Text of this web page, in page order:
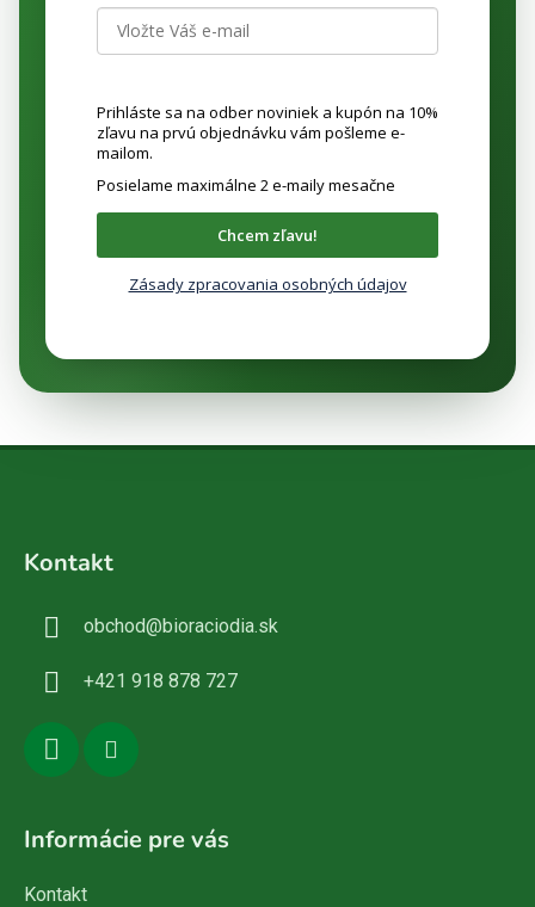
Prihláste sa na odber noviniek a kupón na 10%
zľavu na prvú objednávku vám pošleme e-
mailom.
Posielame maximálne 2 e-maily mesačne
Chcem zľavu!
Zásady zpracovania osobných údajov
Kontakt
obchod@bioraciodia.sk
+421 918 878 727
Informácie pre vás
Kontakt